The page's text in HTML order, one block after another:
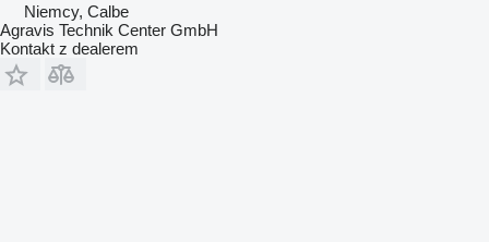
Niemcy, Calbe
Agravis Technik Center GmbH
Kontakt z dealerem